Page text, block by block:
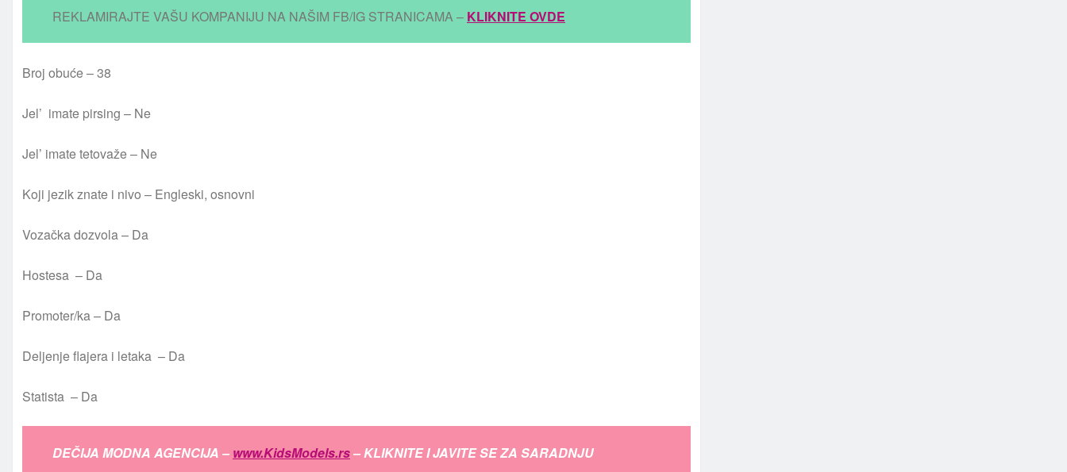
REKLAMIRAJTE VAŠU KOMPANIJU NA NAŠIM FB/IG STRANICAMA – KLIKNITE OVDE
Broj obuće – 38
Jel’ imate pirsing – Ne
Jel’ imate tetovaže – Ne
Koji jezik znate i nivo – Engleski, osnovni
Vozačka dozvola – Da
Hostesa – Da
Promoter/ka – Da
Deljenje flajera i letaka – Da
Statista – Da
DEČIJA MODNA AGENCIJA –www.KidsModels.rs– KLIKNITE I JAVITE SE ZA SARADNJU